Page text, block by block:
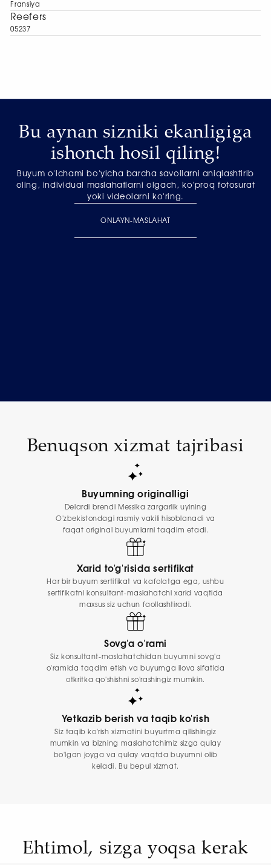
Fransiya
Reefers
05237
Bu aynan sizniki ekanligiga
ishonch hosil qiling!
Buyum o'lchami bo'yicha barcha savollarni aniqlashtirib
oling, individual maslahatlarni olgach, ko'proq fotosurat
yoki videolarni ko'ring.
ONLAYN-MASLAHAT
Benuqson xizmat tajribasi
Buyumning originalligi
Delardi brendi Messika zargarlik uyining
O'zbekistondagi rasmiy vakili hisoblanadi va
faqat original buyumlarni taqdim etadi.
Xarid to'g'risida sertifikat
Har bir buyum sertifikat va kafolatga ega, ushbu
sertifikatni konsultant-maslahatchi xarid vaqtida
maxsus siz uchun faollashtiradi.
Sovg'a o'rami
Siz konsultant-maslahatchidan buyumni sovg'a
o'ramida taqdim etish va buyumga ilova sifatida
otkritka qo'shishni so'rashingiz mumkin.
Yetkazib berish va taqib ko'rish
Siz taqib ko'rish xizmatini buyurtma qilishingiz
mumkin va bizning maslahatchimiz sizga qulay
bo'lgan joyga va qulay vaqtda buyumni olib
keladi. Bu bepul xizmat.
Ehtimol, sizga yoqsa kerak